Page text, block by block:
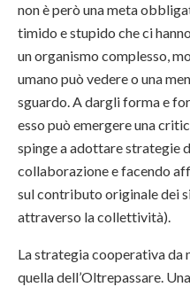
non è però una meta
timido e stupido che ci
un organismo complesso,
umano può vedere o una
sguardo. A dargli forma e
esso può emergere una
spinge a adottare strategie
collaborazione e facendo
sul contributo originale dei
attraverso la collettività).
La strategia cooperativa da
quella dell’Oltrepassare.